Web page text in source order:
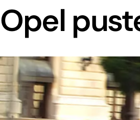
Opel